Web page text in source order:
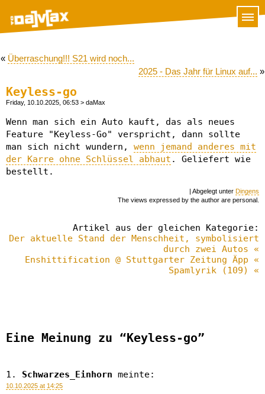
« Überraschung!!! S21 wird noch...
2025 - Das Jahr für Linux auf... »
Keyless-go
Friday, 10.10.2025, 06:53 > daMax
Wenn man sich ein Auto kauft, das als neues
Feature "Keyless-Go" verspricht, dann sollte
man sich nicht wundern, wenn jemand anderes mit
der Karre ohne Schlüssel abhaut . Geliefert wie
bestellt.
| Abgelegt unter Dingens
The views expressed by the author are personal.
Artikel aus der gleichen Kategorie:
Der aktuelle Stand der Menschheit, symbolisiert
durch zwei Autos «
Enshittification @ Stuttgarter Zeitung Äpp «
Spamlyrik (109) «
Eine Meinung zu “Keyless-go”
Schwarzes_Einhorn meinte:
10.10.2025 at 14:25